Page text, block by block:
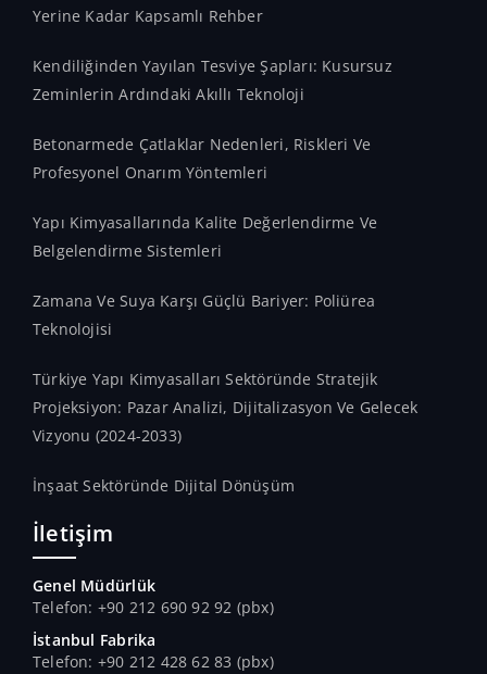
Yerine Kadar Kapsamlı Rehber
Kendiliğinden Yayılan Tesviye Şapları: Kusursuz
Zeminlerin Ardındaki Akıllı Teknoloji
Betonarmede Çatlaklar Nedenleri, Riskleri Ve
Profesyonel Onarım Yöntemleri
Yapı Kimyasallarında Kalite Değerlendirme Ve
Belgelendirme Sistemleri
Zamana Ve Suya Karşı Güçlü Bariyer: Poliürea
Teknolojisi
Türkiye Yapı Kimyasalları Sektöründe Stratejik
Projeksiyon: Pazar Analizi, Dijitalizasyon Ve Gelecek
Vizyonu (2024-2033)
İnşaat Sektöründe Dijital Dönüşüm
İletişim
Genel Müdürlük
Telefon: +90 212 690 92 92 (pbx)
İstanbul Fabrika
Telefon: +90 212 428 62 83 (pbx)